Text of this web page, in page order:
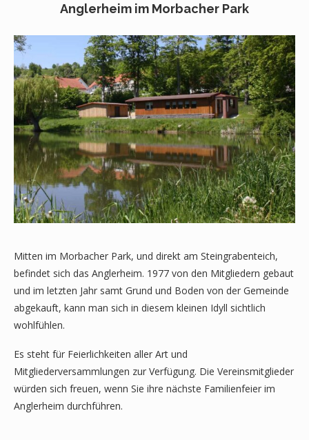
Anglerheim im Morbacher Park
Mitten im Morbacher Park, und direkt am Steingrabenteich,
befindet sich das Anglerheim. 1977 von den Mitgliedern gebaut
und im letzten Jahr samt Grund und Boden von der Gemeinde
abgekauft, kann man sich in diesem kleinen Idyll sichtlich
wohlfühlen.
Es steht für Feierlichkeiten aller Art und
Mitgliederversammlungen zur Verfügung. Die Vereinsmitglieder
würden sich freuen, wenn Sie ihre nächste Familienfeier im
Anglerheim durchführen.